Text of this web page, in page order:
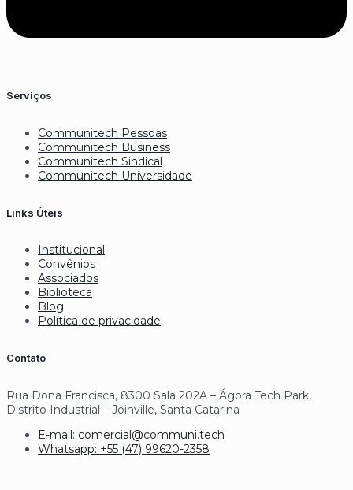
Serviços
Communitech Pessoas
Communitech Business
Communitech Sindical
Communitech Universidade
Links Úteis
Institucional
Convênios
Associados
Biblioteca
Blog
Política de privacidade
Contato
Rua Dona Francisca, 8300 Sala 202A – Ágora Tech Park,
Distrito Industrial – Joinville, Santa Catarina
E-mail: comercial@communi.tech
Whatsapp: +55 (47) 99620-2358